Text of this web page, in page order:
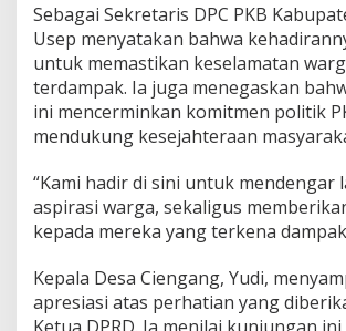
e
r
g
e
r
a
k
n
T
a
n
h
d
Sebagai Sekretaris DPC PKB
Usep menyatakan bahwa
untuk memastikan keselamatan
terdampak. Ia juga menegaskan
ini mencerminkan komitmen politik
mendukung kesejahteraan
“Kami hadir di sini untuk mendengar
aspirasi warga, sekaligus
kepada mereka yang terkena
Kepala Desa Ciengang, Yudi,
apresiasi atas perhatian yang